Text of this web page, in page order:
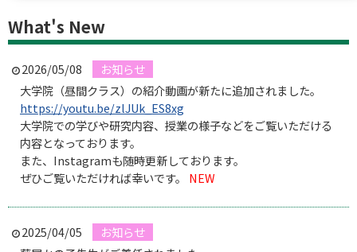
What's New
2026/05/08
お知らせ
大学院（昼間クラス）の紹介動画が新たに追加されました。
https://youtu.be/zlJUk_ES8xg
大学院での学びや研究内容、授業の様子などをご覧いただける
内容となっております。
また、Instagramも随時更新しております。
ぜひご覧いただければ幸いです。
NEW
2025/04/05
お知らせ